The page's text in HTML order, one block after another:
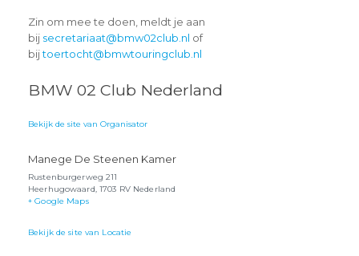
Zin om mee te doen, meldt je aan
bij secretariaat@bmw02club.nl of
bijtoertocht@bmwtouringclub.nl
BMW 02 Club Nederland
Bekijk de site van Organisator
Manege De Steenen Kamer
Rustenburgerweg 211
Heerhugowaard, 1703 RV Nederland
+ Google Maps
Bekijk de site van Locatie